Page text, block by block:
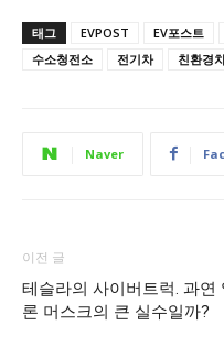
태그 EVPOST EV포스트
수소청전소
전기차 친환경
Naver
이전 글
테슬라의 사이버트럭. 과연
론 머스크의 큰 실수일까?